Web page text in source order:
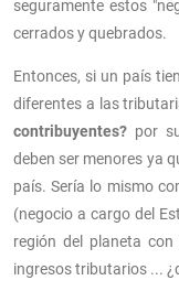
seguramente estos
cerrados y quebrados.
Entonces, si un país
diferentes a las
contribuyentes? por
deben ser menores ya
país. Sería lo mismo
(negocio a cargo del
región del planeta
ingresos tributarios ...